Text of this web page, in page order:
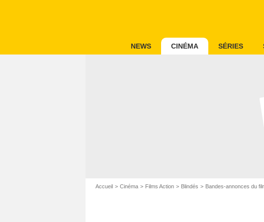
NEWS CINÉMA SÉRIES
Accueil Cinéma Films Action Blindés Bandes-annonces du